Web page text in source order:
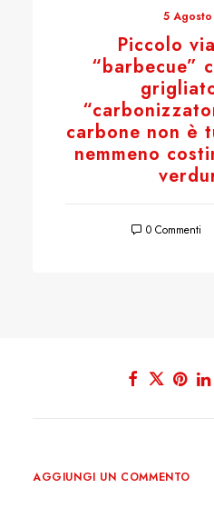
5
Piccolo
“barbecue”
carbone non è
nemmeno
0 Commenti
AGGIUNGI UN COMMENTO